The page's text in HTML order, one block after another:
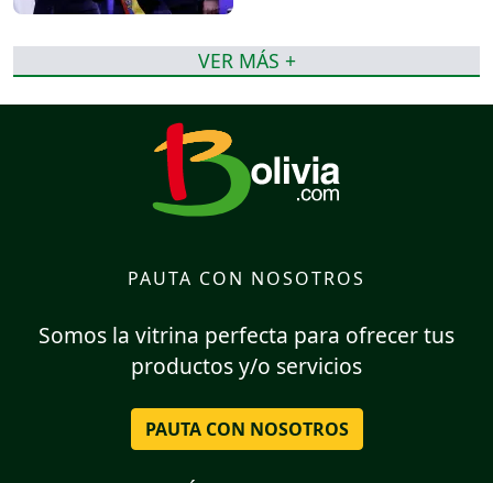
VER MÁS +
PAUTA CON NOSOTROS
Somos la vitrina perfecta para ofrecer tus
productos y/o servicios
PAUTA CON NOSOTROS